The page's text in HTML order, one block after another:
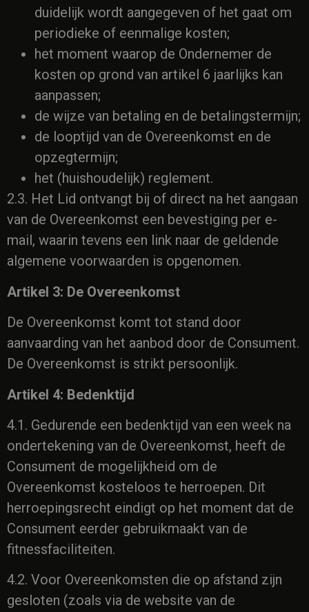
duidelijk wordt aangegeven of het gaat om
periodieke of eenmalige kosten;
het moment waarop de Ondernemer de
kosten op grond van artikel 6 jaarlijks kan
aanpassen;
de wijze van betaling en de betalingstermijn;
de looptijd van de Overeenkomst en de
opzegtermijn;
het (huishoudelijk) reglement.
2.3. Het Lid ontvangt bij of direct na het aangaan
van de Overeenkomst een bevestiging per e-
mail, waarin tevens een link naar de geldende
algemene voorwaarden is opgenomen.
Artikel 3: De Overeenkomst
De Overeenkomst komt tot stand door
aanvaarding van het aanbod door de Consument.
De Overeenkomst is strikt persoonlijk.
Artikel 4: Bedenktijd
4.1. Gedurende een bedenktijd van een week na
ondertekening van de Overeenkomst, heeft de
Consument de mogelijkheid om de
Overeenkomst kosteloos te herroepen. Dit
herroepingsrecht eindigt op het moment dat de
Consument eerder gebruikmaakt van de
fitnessfaciliteiten.
4.2. Voor Overeenkomsten die op afstand zijn
gesloten (zoals via de website van de